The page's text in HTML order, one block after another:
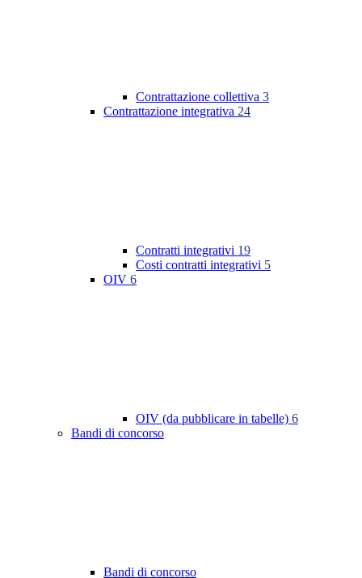
Contrattazione collettiva 3
Contrattazione integrativa 24
Contratti integrativi 19
Costi contratti integrativi 5
OIV 6
OIV (da pubblicare in tabelle) 6
Bandi di concorso
Bandi di concorso